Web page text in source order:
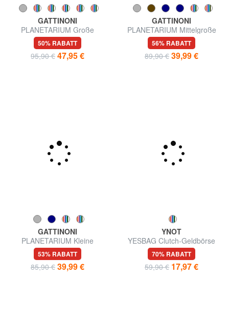
GATTINONI
PLANETARIUM Große
Geldbörse mit
Doppelreißverschluss
50% RABATT
95,90 € 47,95 €
GATTINONI
PLANETARIUM Mittelgroße
Geldbörse mit Klappe
56% RABATT
89,90 € 39,99 €
GATTINONI
PLANETARIUM Kleine
Geldbörse mit Überschlag
53% RABATT
85,90 € 39,99 €
YNOT
YESBAG Clutch-Geldbörse
mit Handgelenktasche
70% RABATT
59,90 € 17,97 €